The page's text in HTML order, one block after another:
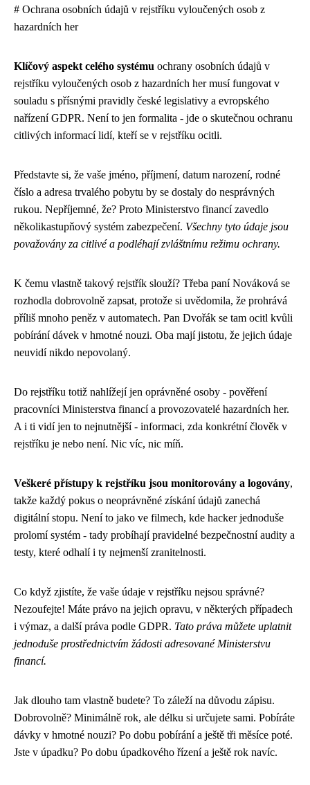
# Ochrana osobních údajů v rejstříku vyloučených osob z
hazardních her
Klíčový aspekt celého systému ochrany osobních údajů v
rejstříku vyloučených osob z hazardních her musí fungovat v
souladu s přísnými pravidly české legislativy a evropského
nařízení GDPR. Není to jen formalita - jde o skutečnou ochranu
citlivých informací lidí, kteří se v rejstříku ocitli.
Představte si, že vaše jméno, příjmení, datum narození, rodné
číslo a adresa trvalého pobytu by se dostaly do nesprávných
rukou. Nepříjemné, že? Proto Ministerstvo financí zavedlo
několikastupňový systém zabezpečení. Všechny tyto údaje jsou
považovány za citlivé a podléhají zvláštnímu režimu ochrany.
K čemu vlastně takový rejstřík slouží? Třeba paní Nováková se
rozhodla dobrovolně zapsat, protože si uvědomila, že prohrává
příliš mnoho peněz v automatech. Pan Dvořák se tam ocitl kvůli
pobírání dávek v hmotné nouzi. Oba mají jistotu, že jejich údaje
neuvidí nikdo nepovolaný.
Do rejstříku totiž nahlížejí jen oprávněné osoby - pověření
pracovníci Ministerstva financí a provozovatelé hazardních her.
A i ti vidí jen to nejnutnější - informaci, zda konkrétní člověk v
rejstříku je nebo není. Nic víc, nic míň.
Veškeré přístupy k rejstříku jsou monitorovány a logovány,
takže každý pokus o neoprávněné získání údajů zanechá
digitální stopu. Není to jako ve filmech, kde hacker jednoduše
prolomí systém - tady probíhají pravidelné bezpečnostní audity a
testy, které odhalí i ty nejmenší zranitelnosti.
Co když zjistíte, že vaše údaje v rejstříku nejsou správné?
Nezoufejte! Máte právo na jejich opravu, v některých případech
i výmaz, a další práva podle GDPR. Tato práva můžete uplatnit
jednoduše prostřednictvím žádosti adresované Ministerstvu
financí.
Jak dlouho tam vlastně budete? To záleží na důvodu zápisu.
Dobrovolně? Minimálně rok, ale délku si určujete sami. Pobíráte
dávky v hmotné nouzi? Po dobu pobírání a ještě tři měsíce poté.
Jste v úpadku? Po dobu úpadkového řízení a ještě rok navíc.